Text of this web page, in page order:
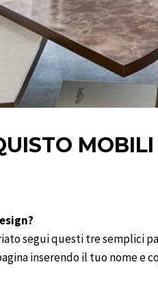
MOBILI
segui questi tre semplici
inserendo il tuo nome e